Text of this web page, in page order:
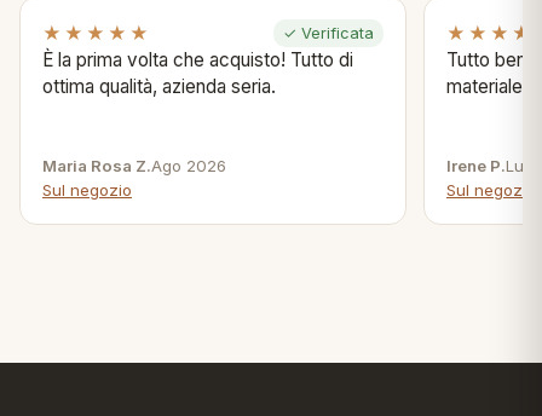
★★★★★ ✓ Verificata
È la prima volta che acquisto! Tutto di
ottima qualità, azienda seria.
Maria Rosa Z.Ago 2026
Sul negozio
Tutto bene
materiale .
Irene P.Lug
Sul negozio